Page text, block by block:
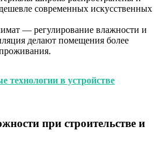
современных искусственных
— регулирование влажности и
делают помещения более
технологии в устройстве
при строительстве и